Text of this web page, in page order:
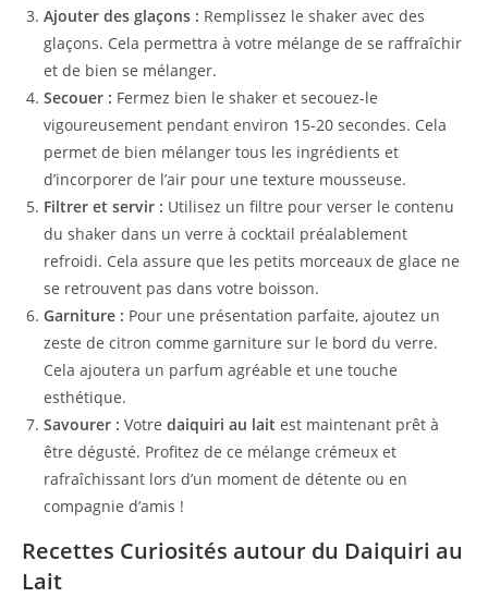
Ajouter des glaçons : Remplissez le shaker avec des
glaçons. Cela permettra à votre mélange de se raffraîchir
et de bien se mélanger.
Secouer : Fermez bien le shaker et secouez-le
vigoureusement pendant environ 15-20 secondes. Cela
permet de bien mélanger tous les ingrédients et
d’incorporer de l’air pour une texture mousseuse.
Filtrer et servir : Utilisez un filtre pour verser le contenu
du shaker dans un verre à cocktail préalablement
refroidi. Cela assure que les petits morceaux de glace ne
se retrouvent pas dans votre boisson.
Garniture : Pour une présentation parfaite, ajoutez un
zeste de citron comme garniture sur le bord du verre.
Cela ajoutera un parfum agréable et une touche
esthétique.
Savourer : Votre daiquiri au lait est maintenant prêt à
être dégusté. Profitez de ce mélange crémeux et
rafraîchissant lors d’un moment de détente ou en
compagnie d’amis !
Recettes Curiosités autour du Daiquiri au
Lait